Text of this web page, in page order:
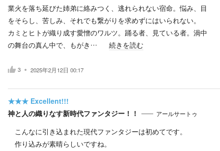
業火を落ち延びた姉弟に絡みつく、逃れられない宿命。悩み、目
をそらし、苦しみ、それでも繋がりを求めずにはいられない。
カミとヒトが織り成す愛憎のワルツ。踊る者、見ている者。渦中
の舞台の真ん中で、もがき…
続きを読む
3 2025年2月12日 00:17
★★★ Excellent!!!
神と人の織りなす新時代ファンタジー！！
アールサートゥ
こんなに引き込まれた現代ファンタジーは初めてです。
作り込みが素晴らしいですね。